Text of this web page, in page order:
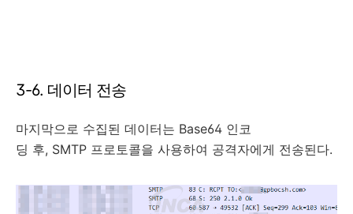
3-6. 데이터 전송
마지막으로 수집된 데이터는 Base64 인코
딩 후, SMTP 프로토콜을 사용하여 공격자에게 전송된다.